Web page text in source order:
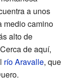
a unos
medio camino
alto de
de aquí,
río Aravalle, que